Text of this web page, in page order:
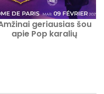
geriausias šou
apie Pop karalių